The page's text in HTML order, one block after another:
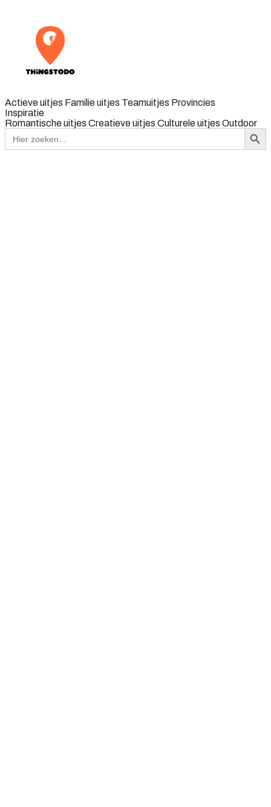
Actieve uitjes Familie uitjes Teamuitjes Provincies
Inspiratie
Romantische uitjes Creatieve uitjes Culturele uitjes Outdoor
Zoek
naar: